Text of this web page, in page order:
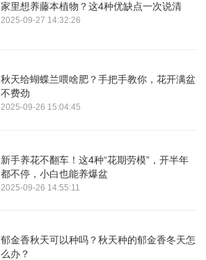
家里想养藤本植物？这4种优缺点一次说清
2025-09-27 14:32:26
秋天给蝴蝶兰喂啥肥？手把手教你，花开满盆
不费劲
2025-09-26 15:04:45
新手养花不翻车！这4种“花期劳模”，开半年
都不停，小白也能养爆盆
2025-09-26 14:55:11
郁金香秋天可以种吗？秋天种的郁金香冬天怎
么办？